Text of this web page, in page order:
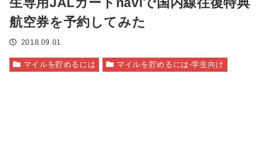
航空券を予約してみた
2018.09.01
マイルを貯めるには マイルを貯めるには-学生向け